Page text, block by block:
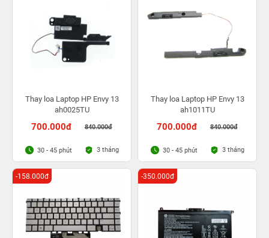
Thay loa Laptop HP Envy 13
ah0025TU
700.000đ 840.000đ
30 - 45 phút 3 tháng
Thay loa Laptop HP Envy 13
ah1011TU
700.000đ 840.000đ
30 - 45 phút 3 tháng
-158.000đ -350.000đ